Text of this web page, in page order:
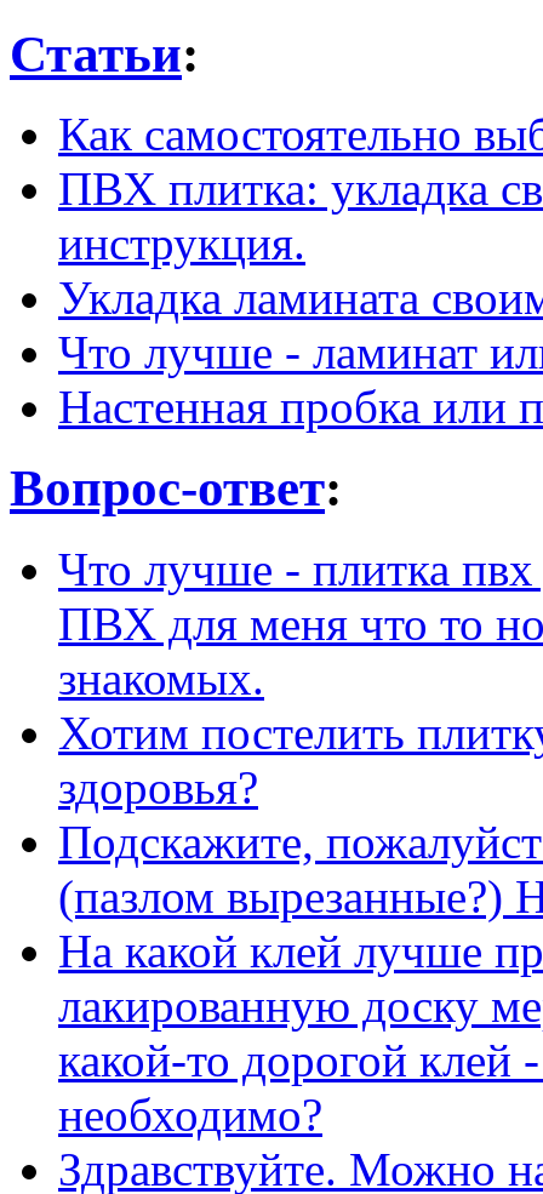
Статьи:
Как самостоятельно
ПВХ плитка: укладка
инструкция.
Укладка ламината
Что лучше - ламинат
Настенная пробка или
Вопрос-ответ:
Что лучше - плитка
ПВХ для меня что то
знакомых.
Хотим постелить
здоровья?
Подскажите,
(пазлом вырезанные?)
На какой клей лучше
лакированную доску
какой-то дорогой клей
необходимо?
Здравствуйте. Можно